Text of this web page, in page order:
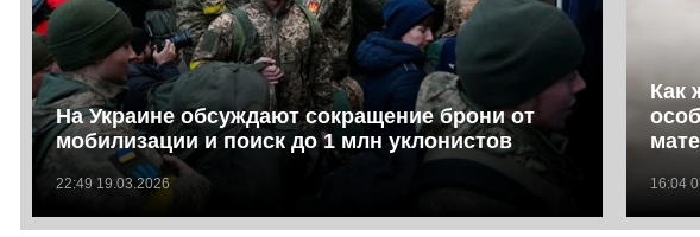
На Украине обсуждают сокращение брони от
мобилизации и поиск до 1 млн уклонистов
22:49 19.03.2026
Как
16:04